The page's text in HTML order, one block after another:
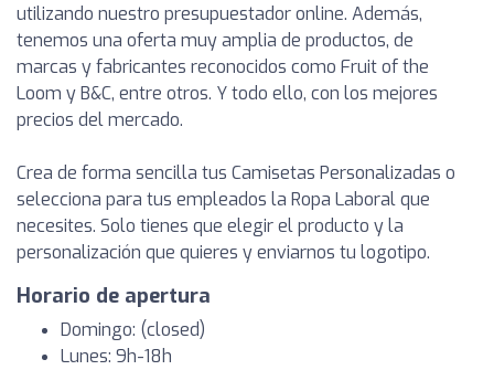
utilizando nuestro presupuestador online. Además,
tenemos una oferta muy amplia de productos, de
marcas y fabricantes reconocidos como Fruit of the
Loom y B&C, entre otros. Y todo ello, con los mejores
precios del mercado.
Crea de forma sencilla tus Camisetas Personalizadas o
selecciona para tus empleados la Ropa Laboral que
necesites. Solo tienes que elegir el producto y la
personalización que quieres y enviarnos tu logotipo.
Horario de apertura
Domingo: (closed)
Lunes: 9h-18h